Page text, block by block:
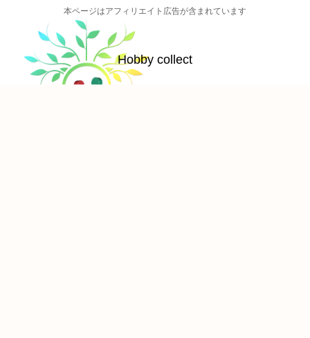
本ページはアフィリエイト広告が含まれています
Hobby collect